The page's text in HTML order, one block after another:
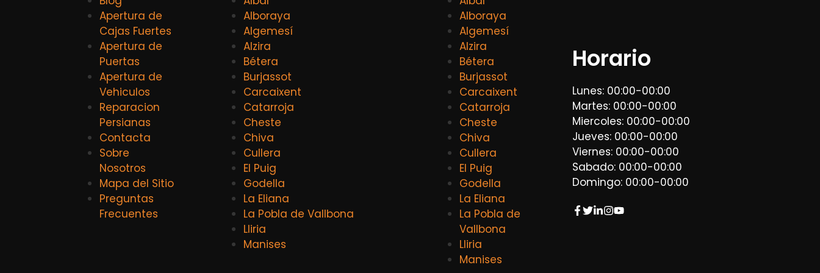
Apertura de
Cajas Fuertes
Apertura de
Puertas
Apertura de
Vehiculos
Reparacion
Persianas
Contacta
Sobre
Nosotros
Mapa del Sitio
Preguntas
Frecuentes
Alboraya
Algemesí
Alzira
Bétera
Burjassot
Carcaixent
Catarroja
Cheste
Chiva
Cullera
El Puig
Godella
La Eliana
La Pobla de Vallbona
Lliria
Manises
Alboraya
Algemesí
Alzira
Bétera
Burjassot
Carcaixent
Catarroja
Cheste
Chiva
Cullera
El Puig
Godella
La Eliana
La Pobla de
Vallbona
Lliria
Manises
Horario
Lunes: 00:00-00:00
Martes: 00:00-00:00
Miercoles: 00:00-00:00
Jueves: 00:00-00:00
Viernes: 00:00-00:00
Sabado: 00:00-00:00
Domingo: 00:00-00:00